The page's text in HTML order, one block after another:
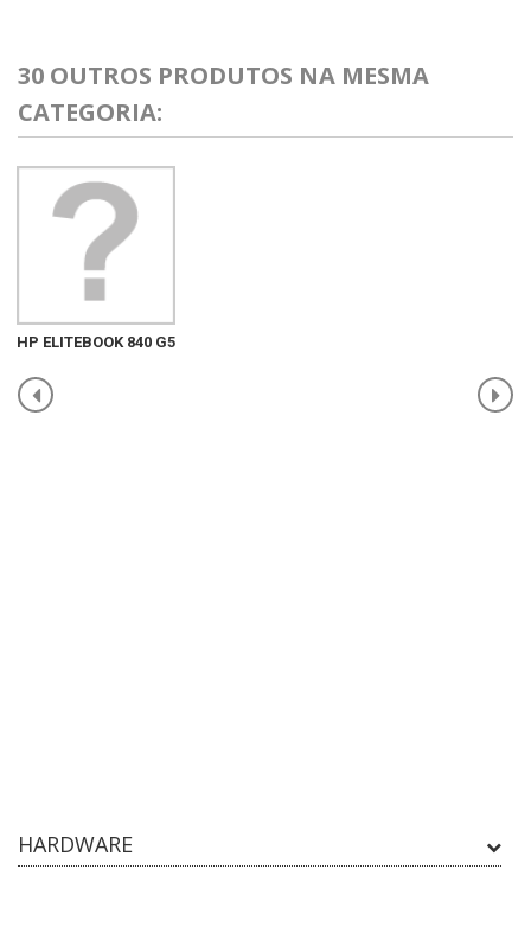
HARDWARE
30 OUTROS PRODUTOS NA MESMA
CATEGORIA:
HP ELITEBOOK 840 G5